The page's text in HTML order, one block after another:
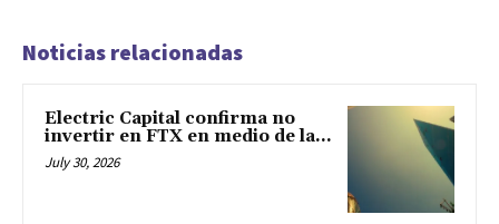
Noticias relacionadas
Electric Capital confirma no
invertir en FTX en medio de la...
July 30, 2026